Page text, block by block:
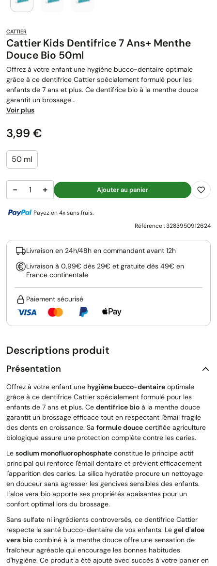
CATTIER
Cattier Kids Dentifrice 7 Ans+ Menthe
Douce Bio 50ml
Offrez à votre enfant une hygiène bucco-dentaire optimale
grâce à ce dentifrice Cattier spécialement formulé pour les
enfants de 7 ans et plus. Ce dentifrice bio à la menthe douce
garantit un brossage...
Voir plus
Prix
3,99 €
50 ml
− + Ajouter au panier
Payez en 4x sans frais.
Référence :3283950912624
Livraison en 24h/48h en commandant avant 12h
Livraison à 0,99€ dès 29€ et gratuite dès 49€ en
France continentale
Paiement sécurisé
Descriptions produit
Présentation
Offrez à votre enfant une hygiène bucco-dentaire optimale
grâce à ce dentifrice Cattier spécialement formulé pour les
enfants de 7 ans et plus. Ce dentifrice bio à la menthe douce
garantit un brossage efficace tout en respectant l'émail fragile
des dents en croissance. Sa formule douce certifiée agriculture
biologique assure une protection complète contre les caries.
Le sodium monofluorophosphate constitue le principe actif
principal qui renforce l'émail dentaire et prévient efficacement
l'apparition des caries. La silica hydratée procure un nettoyage
en douceur sans agresser les gencives sensibles des enfants.
L'aloe vera bio apporte ses propriétés apaisantes pour un
confort optimal lors du brossage.
Sans sulfate ni ingrédients controversés, ce dentifrice Cattier
respecte la santé bucco-dentaire de vos enfants. Le gel d'aloe
vera bio combiné à la menthe douce offre une sensation de
fraîcheur agréable qui encourage les bonnes habitudes
d'hygiène. Ce produit a été ajouté avec succès à votre panier en